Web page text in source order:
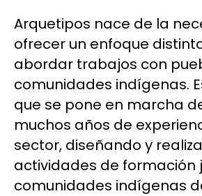
Arquetipos nace de la
ofrecer un enfoque
abordar trabajos con
comunidades indígenas.
que se pone en marcha
muchos años de
sector, diseñando y
actividades de formación
comunidades indígenas